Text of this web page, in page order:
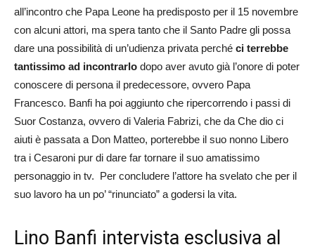
all’incontro che Papa Leone ha predisposto per il 15 novembre
con alcuni attori, ma spera tanto che il Santo Padre gli possa
dare una possibilità di un’udienza privata perché ci terrebbe
tantissimo ad incontrarlo dopo aver avuto già l’onore di poter
conoscere di persona il predecessore, ovvero Papa
Francesco. Banfi ha poi aggiunto che ripercorrendo i passi di
Suor Costanza, ovvero di Valeria Fabrizi, che da Che dio ci
aiuti è passata a Don Matteo, porterebbe il suo nonno Libero
tra i Cesaroni pur di dare far tornare il suo amatissimo
personaggio in tv. Per concludere l’attore ha svelato che per il
suo lavoro ha un po’ “rinunciato” a godersi la vita.
Lino Banfi intervista esclusiva al